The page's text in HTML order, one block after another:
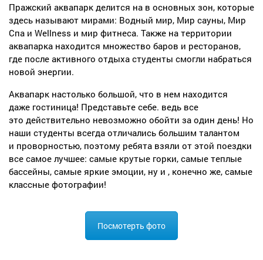
Пражский аквапарк делится на в основных зон, которые
здесь называют мирами: Водный мир, Мир сауны, Мир
Спа и Wellness и мир фитнеса. Также на территории
аквапарка находится множество баров и ресторанов,
где после активного отдыха студенты смогли набраться
новой энергии.
Аквапарк настолько большой, что в нем находится
даже гостиница! Представьте себе. ведь все
это действительно невозможно обойти за один день! Но
наши студенты всегда отличались большим талантом
и проворностью, поэтому ребята взяли от этой поездки
все самое лучшее: самые крутые горки, самые теплые
бассейны, самые яркие эмоции, ну и , конечно же, самые
классные фотографии!
Посмотерть фото